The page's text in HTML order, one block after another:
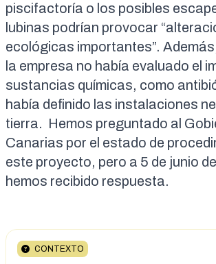
piscifactoría o los posibles
lubinas podrían provocar
ecológicas importantes”.
la empresa no había evaluado el
sustancias químicas, como
había definido las instalaciones
tierra. Hemos preguntado al
Canarias por el estado de
este proyecto, pero a 5 de junio
hemos recibido respuesta.
CONTEXTO